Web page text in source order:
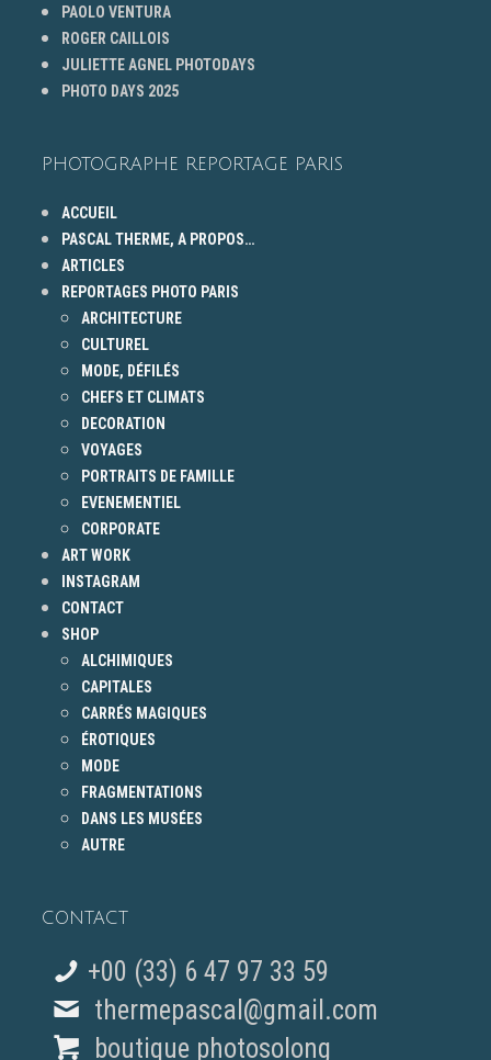
PAOLO VENTURA
ROGER CAILLOIS
JULIETTE AGNEL PHOTODAYS
PHOTO DAYS 2025
PHOTOGRAPHE REPORTAGE PARIS
ACCUEIL
PASCAL THERME, A PROPOS…
ARTICLES
REPORTAGES PHOTO PARIS
ARCHITECTURE
CULTUREL
MODE, DÉFILÉS
CHEFS ET CLIMATS
DECORATION
VOYAGES
PORTRAITS DE FAMILLE
EVENEMENTIEL
CORPORATE
ART WORK
INSTAGRAM
CONTACT
SHOP
ALCHIMIQUES
CAPITALES
CARRÉS MAGIQUES
ÉROTIQUES
MODE
FRAGMENTATIONS
DANS LES MUSÉES
AUTRE
CONTACT
+00 (33) 6 47 97 33 59
thermepascal@gmail.com
boutique photosolong